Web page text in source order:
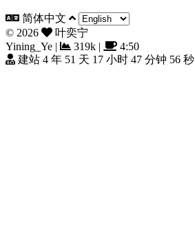
简体中文
© 2026
叶奕宁
Yining_Ye | 319k |
4:50
建站 4 年 51 天 17 小时 47 分钟 57 秒